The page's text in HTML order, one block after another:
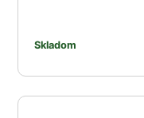
Skladom